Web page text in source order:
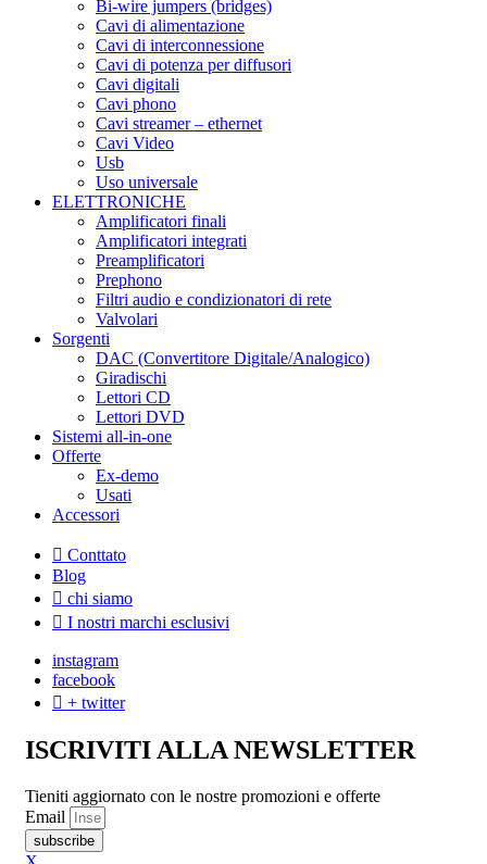
Bi-wire jumpers (bridges)
Cavi di alimentazione
Cavi di interconnessione
Cavi di potenza per diffusori
Cavi digitali
Cavi phono
Cavi streamer – ethernet
Cavi Video
Usb
Uso universale
ELETTRONICHE
Amplificatori finali
Amplificatori integrati
Preamplificatori
Prephono
Filtri audio e condizionatori di rete
Valvolari
Sorgenti
DAC (Convertitore Digitale/Analogico)
Giradischi
Lettori CD
Lettori DVD
Sistemi all-in-one
Offerte
Ex-demo
Usati
Accessori
Conttato
Blog
chi siamo
I nostri marchi esclusivi
instagram
facebook
+ twitter
ISCRIVITI ALLA NEWSLETTER
Tieniti aggiornato con le nostre promozioni e offerte
Email
subscribe